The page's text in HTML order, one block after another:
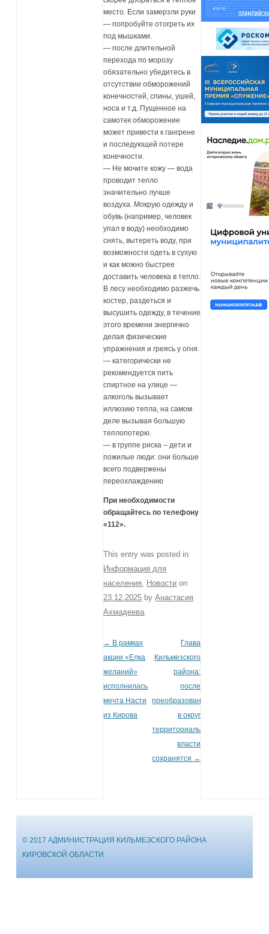
место. Если замерзли руки
— попробуйте отогреть их
под мышками.
— после длительной
перехода по морозу
обязательно убедитесь в
отсутствии обморожений
конечностей, спины, ушей,
носа и т.д. Пущенное на
самотек обморожение
может привести к гангрене
и последующей потере
конечности.
— Не мочите кожу — вода
проводит тепло
значительно лучше
воздуха. Мокрую одежду и
обувь (например, человек
упал в воду) необходимо
снять, вытереть воду, при
возможности одеть в сухую
и как можно быстрее
доставить человека в тепло.
В лесу необходимо разжечь
костер, раздеться и
высушить одежду, в течение
этого времени энергично
делая физические
упражнения и греясь у огня.
— категорически не
рекомендуется пить
спиртное на улице —
алкоголь вызывает
иллюзию тепла, на самом
деле вызывая большую
теплопотерю.
— в группе риска – дети и
пожилые люди: они больше
всего подвержены
переохлаждению
При необходимости
обращайтесь по телефону
«112».
This entry was posted in
Информация для
населения
Новости on
23.12.2025 byАнастасия
Ахмадеева
Post navigation
← В рамках
акции «Елка
желаний»
исполнилась
мечта Насти
из Кирова
Глава
Кильмезского
района:
после
преобразования
в округ
территориальные
власти
сохранятся →
© 2017 АДМИНИСТРАЦИЯ КИЛЬМЕЗСКОГО РАЙОНА
КИРОВСКОЙ ОБЛАСТИ